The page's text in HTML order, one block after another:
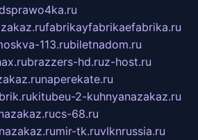
fabrikayfabrikaefabrika.ru
113.rubiletnadom.ru
brazzers-hd.ruz-host.ru
naperekate.ru
kitubeu-2-kuhnyanazakaz.ru
cs-68.ru
mir-tk.ruvlknrussia.ru